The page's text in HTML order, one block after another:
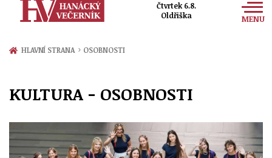
Čtvrtek 6.8.
Oldřiška
MENU
Zprávy
Přerov
Politika
Ekonomika
Kultura
Společnost
Ženy
Sport
HLAVNÍ STRANA › OSOBNOSTI
KULTURA - OSOBNOSTI